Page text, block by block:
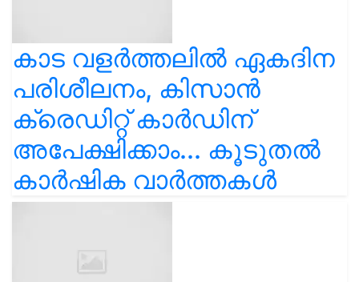
കാട വളര്‍ത്തലിൽ ഏകദിന
പരിശീലനം, കിസാൻ
ക്രെഡിറ്റ് കാർഡിന്
അപേക്ഷിക്കാം... കൂടുതൽ
കാർഷിക വാർത്തകൾ